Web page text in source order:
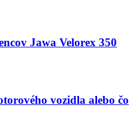
Jawa Velorex 350
vozidla alebo čo